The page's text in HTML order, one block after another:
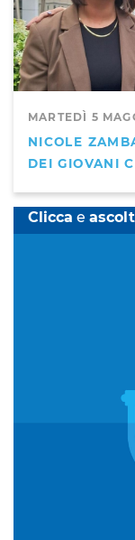
MARTEDÌ 5
NICOLE
DEI GIOVANI
Clicca e